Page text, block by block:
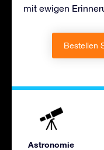
mit ewigen
Bestellen
Astronomie